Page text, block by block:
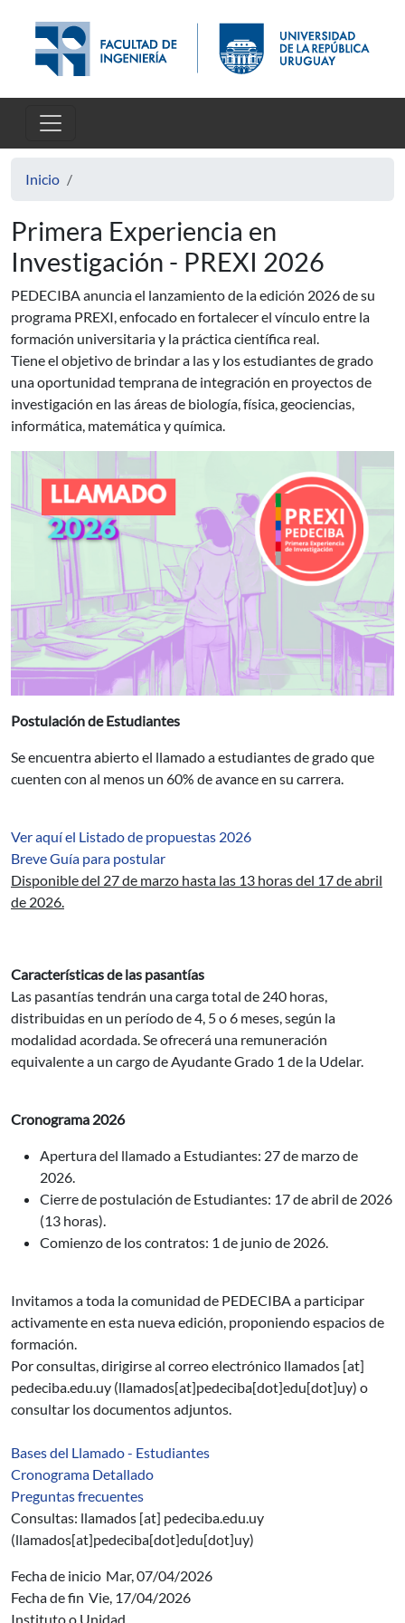
Inicio
Primera Experiencia en
Investigación - PREXI 2026
PEDECIBA anuncia el lanzamiento de la edición 2026 de su
programa PREXI, enfocado en fortalecer el vínculo entre la
formación universitaria y la práctica científica real.
Tiene el objetivo de brindar a las y los estudiantes de grado
una oportunidad temprana de integración en proyectos de
investigación en las áreas de biología, física, geociencias,
informática, matemática y química.
Postulación de Estudiantes
Se encuentra abierto el llamado a estudiantes de grado que
cuenten con al menos un 60% de avance en su carrera.
Ver aquí el Listado de propuestas 2026
Breve Guía para postular
Disponible del 27 de marzo hasta las 13 horas del 17 de abril
de 2026.
Características de las pasantías
Las pasantías tendrán una carga total de 240 horas,
distribuidas en un período de 4, 5 o 6 meses, según la
modalidad acordada. Se ofrecerá una remuneración
equivalente a un cargo de Ayudante Grado 1 de la Udelar.
Cronograma 2026
Apertura del llamado a Estudiantes: 27 de marzo de
2026.
Cierre de postulación de Estudiantes: 17 de abril de 2026
(13 horas).
Comienzo de los contratos: 1 de junio de 2026.
Invitamos a toda la comunidad de PEDECIBA a participar
activamente en esta nueva edición, proponiendo espacios de
formación.
Por consultas, dirigirse al correo electrónico llamados [at]
pedeciba.edu.uy (llamados[at]pedeciba[dot]edu[dot]uy) o
consultar los documentos adjuntos.
Bases del Llamado - Estudiantes
Cronograma Detallado
Preguntas frecuentes
Consultas: llamados [at] pedeciba.edu.uy
(llamados[at]pedeciba[dot]edu[dot]uy)
Fecha de inicio Mar, 07/04/2026
Fecha de fin Vie, 17/04/2026
Instituto o Unidad